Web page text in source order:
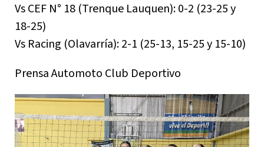
Vs CEF N° 18 (Trenque Lauquen): 0-2 (23-25 y
18-25)
Vs Racing (Olavarría): 2-1 (25-13, 15-25 y 15-10)
Prensa Automoto Club Deportivo